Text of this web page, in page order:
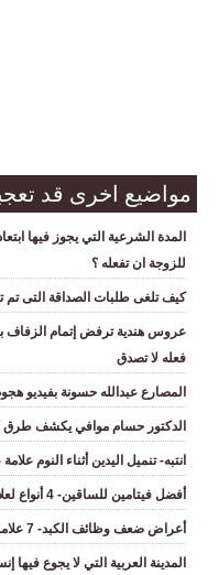
مواضيع اخرى قد
المدة الشرعية التي يجوز فيها
للزوجة ان تفعله ؟
كيف تلغى طلبات الصداقة التى
عروس هندية ترفض إتمام الزفاف
فعله لا تصدق
المصارع عبدالله حسونة بفيديو
الدكتور حسام موافي يكشف طرق
انتبه- تنميل اليدين أثناء النوم
أفضل فيتامين للساقين- 4 أنواع لعلاجهما من التشنجات أثناء النوم
أعراض ضعف وظائف الكبد- 7 علامات تظهر على القدمين
المدينة العربية التي لا يجوع